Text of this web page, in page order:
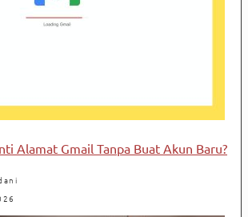
Alamat Gmail Tanpa Buat Akun Baru?